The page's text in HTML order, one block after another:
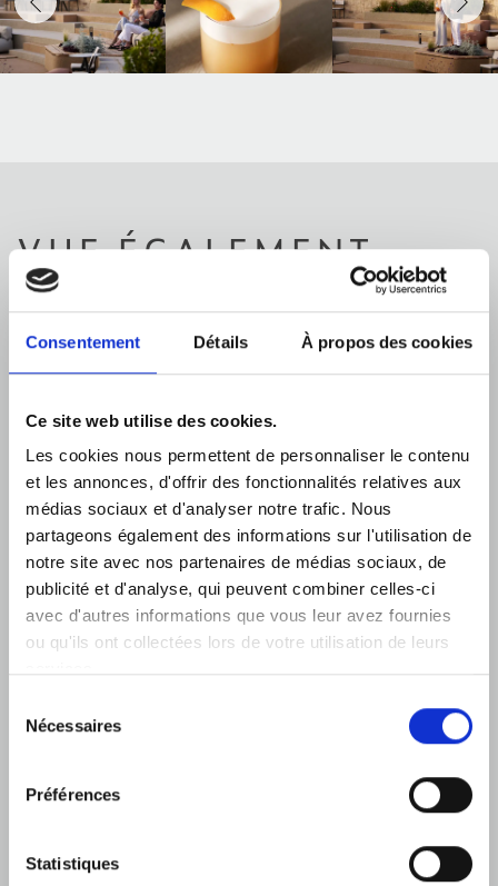
Consentement Détails À propos des cookies
Ce site web utilise des cookies.
Les cookies nous permettent de personnaliser le contenu
et les annonces, d'offrir des fonctionnalités relatives aux
médias sociaux et d'analyser notre trafic. Nous
partageons également des informations sur l'utilisation de
notre site avec nos partenaires de médias sociaux, de
publicité et d'analyse, qui peuvent combiner celles-ci
avec d'autres informations que vous leur avez fournies
ou qu'ils ont collectées lors de votre utilisation de leurs
Nécessaires
Préférences
Statistiques
VUE ÉGALEMENT
BAR DE PISCINE THALASSA
transforme en un lieu de détente en journée et en
DÉCOUVRIR